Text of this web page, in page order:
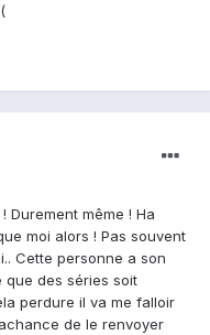
Durement même ! Ha
moi alors ! Pas souvent
Cette personne a son
que des séries soit
perdure il va me falloir
de le renvoyer